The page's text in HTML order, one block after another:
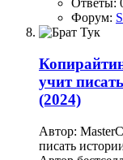
Ответы:
Форум:
учит
(2024)
Автор:
писать